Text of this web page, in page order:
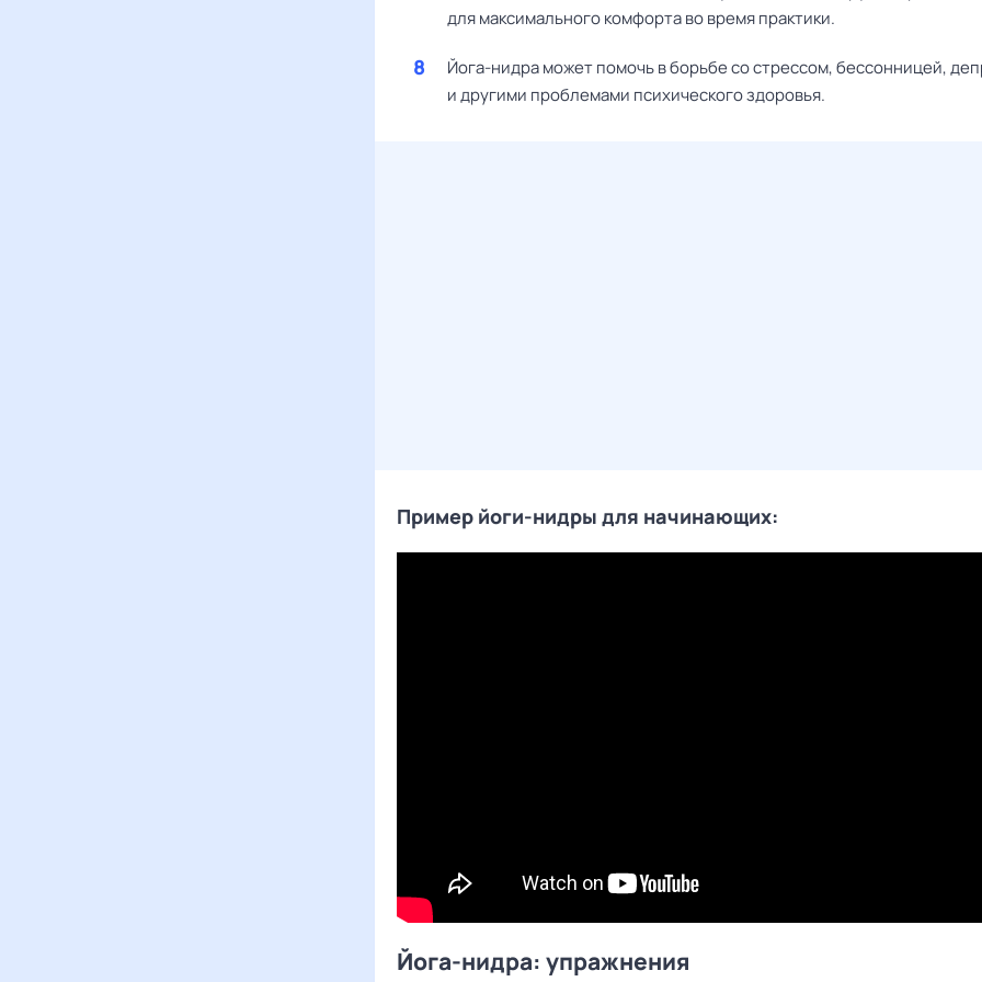
для максимального комфорта во время практики.
Йога-нидра может помочь в борьбе со стрессом, бессонницей,
и другими проблемами психического здоровья.
Пример йоги-нидры для начинающих:
Йога-нидра: упражнения